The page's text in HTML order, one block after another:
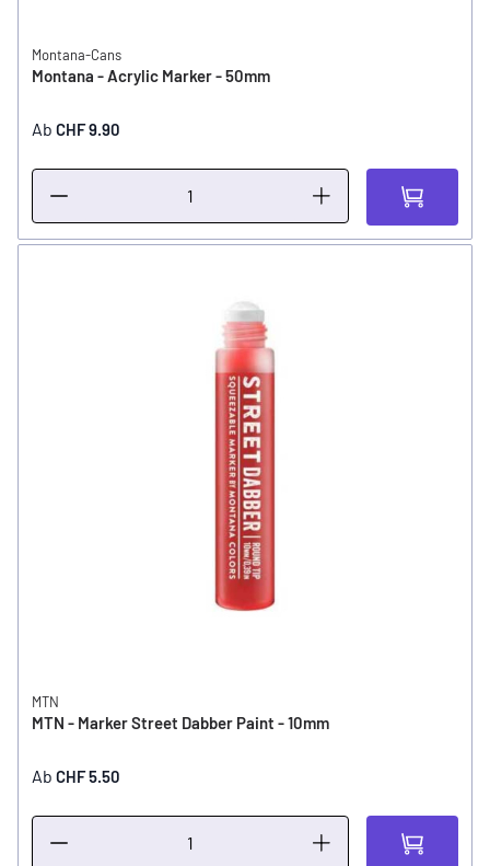
Montana-Cans
Montana - Acrylic Marker - 50mm
Ab CHF 9.90
MTN
MTN - Marker Street Dabber Paint - 10mm
Ab CHF 5.50